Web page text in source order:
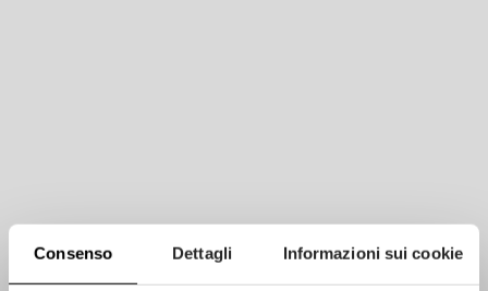
Consenso Dettagli Informazioni sui cookie